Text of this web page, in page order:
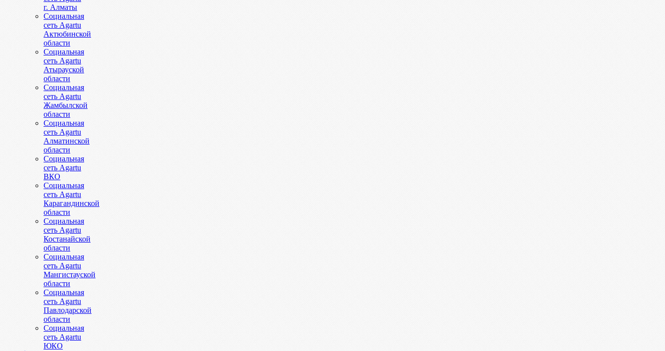
г. Алматы
Социальная
сеть Agartu
Актюбинской
области
Социальная
сеть Agartu
Атырауской
области
Социальная
сеть Agartu
Жамбылской
области
Социальная
сеть Agartu
Алматинской
области
Социальная
сеть Agartu
ВКО
Социальная
сеть Agartu
Карагандинской
области
Социальная
сеть Agartu
Костанайской
области
Социальная
сеть Agartu
Мангистауской
области
Социальная
сеть Agartu
Павлодарской
области
Социальная
сеть Agartu
ЮКО